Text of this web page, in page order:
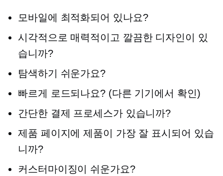
모바일에 최적화되어 있나요?
시각적으로 매력적이고 깔끔한 디자인이 있
습니까?
탐색하기 쉬운가요?
빠르게 로드되나요? (다른 기기에서 확인)
간단한 결제 프로세스가 있습니까?
제품 페이지에 제품이 가장 잘 표시되어 있습
니까?
커스터마이징이 쉬운가요?